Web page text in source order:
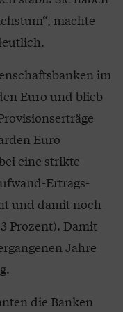
machte
im
Euro und blieb
Euro
eine strikte
Ertrags-
und damit noch
Prozent). Damit
Jahre
die Banken